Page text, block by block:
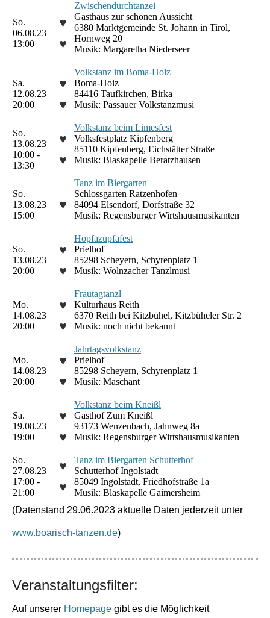
So.
06.08.23
13:00
♥
♥
Zwischendurchtanzei
Gasthaus zur schönen Aussicht
6380 Marktgemeinde St. Johann in Tirol,
Hornweg 20
Musik: Margaretha Niederseer
Sa.
12.08.23
20:00
♥
♥
Volkstanz im Boma-Hoiz
Boma-Hoiz
84416 Taufkirchen, Birka
Musik: Passauer Volkstanzmusi
So.
13.08.23
10:00 -
13:30
♥
♥
Volkstanz beim Limesfest
Volksfestplatz Kipfenberg
85110 Kipfenberg, Eichstätter Straße
Musik: Blaskapelle Beratzhausen
So.
13.08.23
15:00
♥
Tanz im Biergarten
Schlossgarten Ratzenhofen
84094 Elsendorf, Dorfstraße 32
Musik: Regensburger Wirtshausmusikanten
So.
13.08.23
20:00
♥
♥
Hopfazupfafest
Prielhof
85298 Scheyern, Schyrenplatz 1
Musik: Wolnzacher Tanzlmusi
Mo.
14.08.23
20:00
♥
♥
Frautagtanzl
Kulturhaus Reith
6370 Reith bei Kitzbühel, Kitzbüheler Str. 2
Musik: noch nicht bekannt
Mo.
14.08.23
20:00
♥
♥
Jahrtagsvolkstanz
Prielhof
85298 Scheyern, Schyrenplatz 1
Musik: Maschant
Sa.
19.08.23
19:00
♥
♥
Volkstanz beim Kneißl
Gasthof Zum Kneißl
93173 Wenzenbach, Jahnweg 8a
Musik: Regensburger Wirtshausmusikanten
So.
27.08.23
17:00 -
21:00
♥
♥
Tanz im Biergarten Schutterhof
Schutterhof Ingolstadt
85049 Ingolstadt, Friedhofstraße 1a
Musik: Blaskapelle Gaimersheim
(Datenstand 29.06.2023 aktuelle Daten jederzeit unter
www.boarisch-tanzen.de)
Veranstaltungsfilter:
Auf unserer Homepage gibt es die Möglichkeit